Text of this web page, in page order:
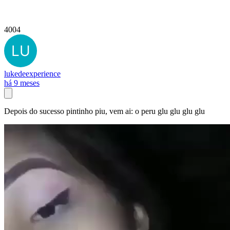
4004
lukedeexperience
há 9 meses
Depois do sucesso pintinho piu, vem ai: o peru glu glu glu glu